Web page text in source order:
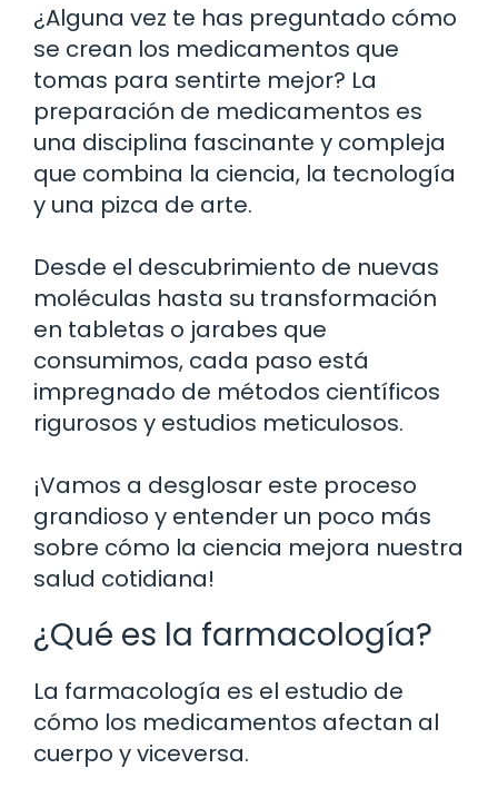
¿Alguna vez te has preguntado cómo
se crean los medicamentos que
tomas para sentirte mejor? La
preparación de medicamentos es
una disciplina fascinante y compleja
que combina la ciencia, la tecnología
y una pizca de arte.
Desde el descubrimiento de nuevas
moléculas hasta su transformación
en tabletas o jarabes que
consumimos, cada paso está
impregnado de métodos científicos
rigurosos y estudios meticulosos.
¡Vamos a desglosar este proceso
grandioso y entender un poco más
sobre cómo la ciencia mejora nuestra
salud cotidiana!
¿Qué es la farmacología?
La farmacología es el estudio de
cómo los medicamentos afectan al
cuerpo y viceversa.